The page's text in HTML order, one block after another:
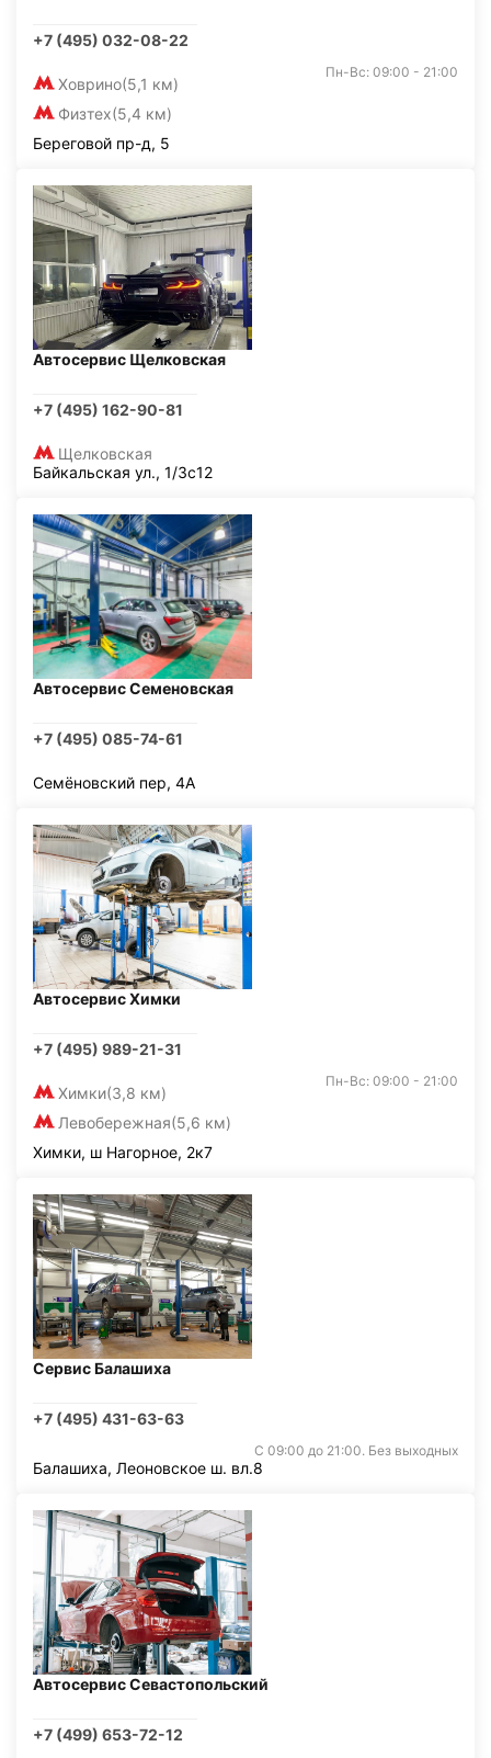
+7 (495) 032-08-22
Ховрино(5,1 км)
Физтех(5,4 км)
Пн-Вс: 09:00 - 21:00
Береговой пр-д, 5
Автосервис Щелковская
+7 (495) 162-90-81
Щелковская
Байкальская ул., 1/3с12
Автосервис Семеновская
+7 (495) 085-74-61
Семёновский пер, 4А
Автосервис Химки
+7 (495) 989-21-31
Химки(3,8 км)
Левобережная(5,6 км)
Пн-Вс: 09:00 - 21:00
Химки, ш Нагорное, 2к7
Сервис Балашиха
+7 (495) 431-63-63
С 09:00 до 21:00. Без выходных
Балашиха, Леоновское ш. вл.8
Автосервис Севастопольский
+7 (499) 653-72-12